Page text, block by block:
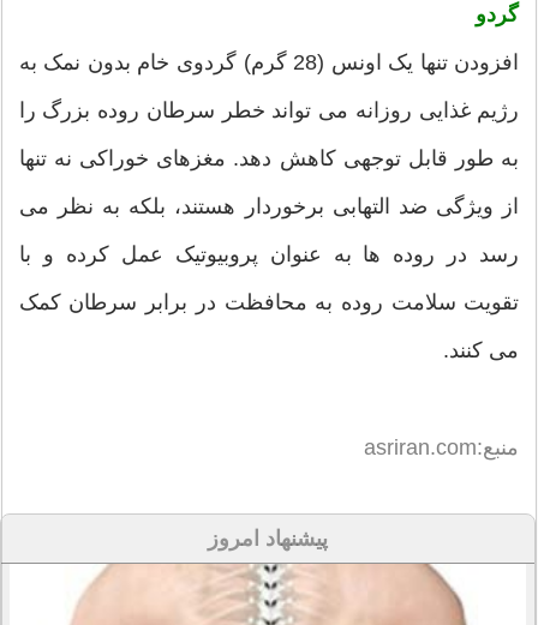
گردو
افزودن تنها یک اونس (28 گرم) گردوی خام بدون نمک به
رژیم غذایی روزانه می تواند خطر سرطان روده بزرگ را
به طور قابل توجهی کاهش دهد. مغزهای خوراکی نه تنها
از ویژگی ضد التهابی برخوردار هستند، بلکه به نظر می
رسد در روده ها به عنوان پروبیوتیک عمل کرده و با
تقویت سلامت روده به محافظت در برابر سرطان کمک
می کنند.
منبع:asriran.com
پیشنهاد امروز